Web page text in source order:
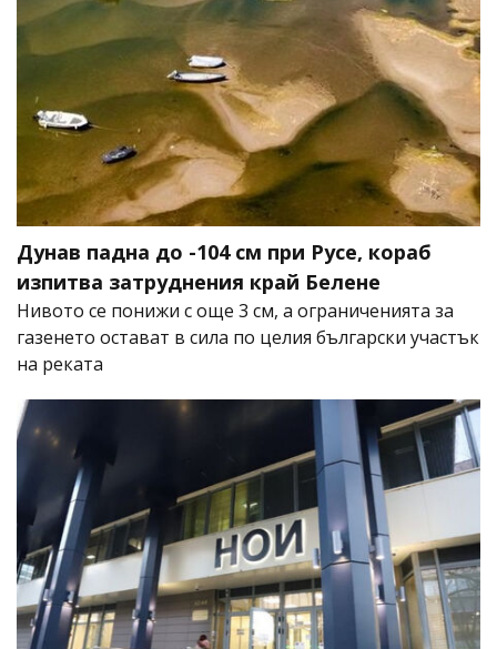
Дунав падна до -104 см при Русе, кораб
изпитва затруднения край Белене
Нивото се понижи с още 3 см, а ограниченията за
газенето остават в сила по целия български участък
на реката